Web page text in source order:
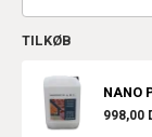
TILKØB
NANO
998,00